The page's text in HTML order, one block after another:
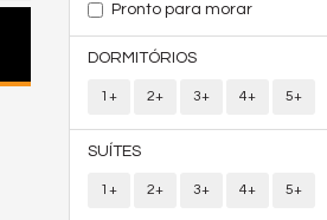
Pronto para morar
DORMITÓRIOS
1+ 2+ 3+ 4+ 5+
SUÍTES
1+ 2+ 3+ 4+ 5+